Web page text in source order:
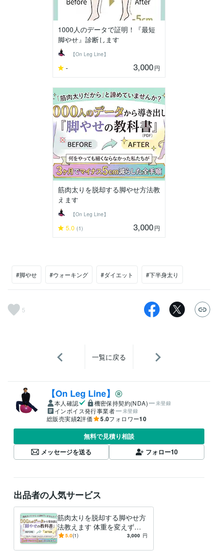
1000人のデータで証明！『最短
脚やせ』診断します
【On Leg Line】
- 3,000円
筋肉太りを脱却する脚やせ方法教
えます
【On Leg Line】
5.0 (1) 3,000円
#脚やせ #ウォーキング #ダイエット #下半身太り
5
一覧に戻る
【On Leg Line】
本人確認 機密保持契約(NDA) 未登録
インボイス発行事業者 未登録
総販売実績2評価 5.0フォロワー10
無料で見積り相談
メッセージを送る
フォロー10
出品者の人気サービス
筋肉太りを脱却する脚やせ方
法教えます 体重を変えずに
太ももだけをマイナス５ｃｍ
5.0(1) 3,000 円